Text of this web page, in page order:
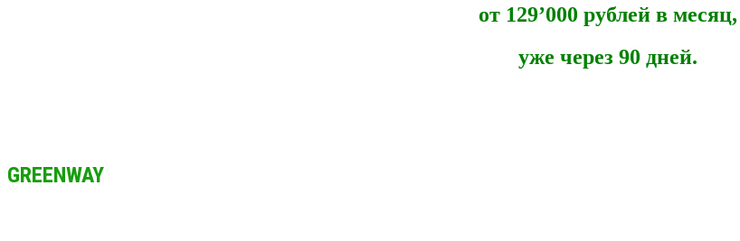
от 129’000 рублей в месяц,
уже через 90 дней.
GREENWAY